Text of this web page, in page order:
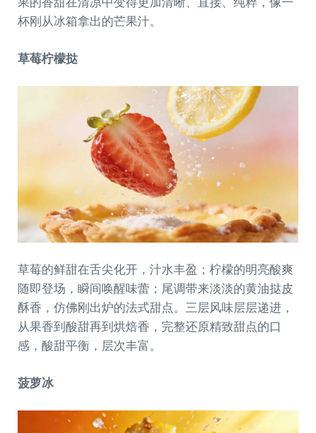
杯刚从冰箱拿出的芒果汁。
草莓柠檬挞
草莓的鲜甜在舌尖化开，汁水丰盈；柠檬的明亮酸爽
随即登场，瞬间唤醒味蕾；尾调带来淡淡的黄油挞皮
酥香，仿佛刚出炉的法式甜点。三层风味层层递进，
从果香到酸甜再到烘焙香，完整还原精致甜点的口
感，酸甜平衡，层次丰富。
菠萝冰